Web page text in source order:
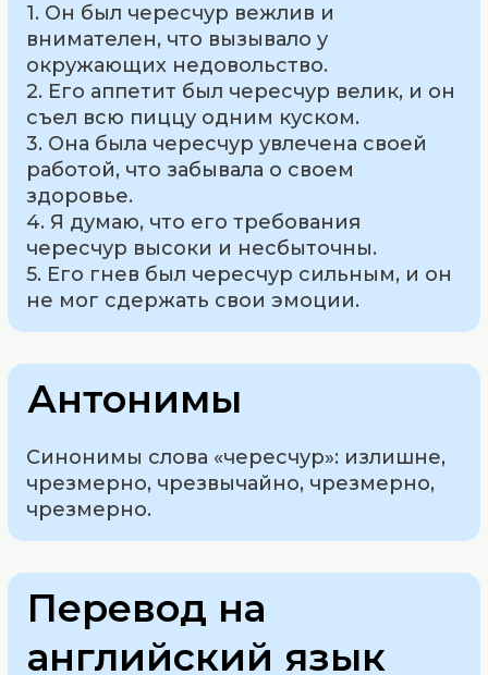
1. Он был чересчур вежлив и
внимателен, что вызывало у
окружающих недовольство.
2. Его аппетит был чересчур велик, и он
съел всю пиццу одним куском.
3. Она была чересчур увлечена своей
работой, что забывала о своем
здоровье.
4. Я думаю, что его требования
чересчур высоки и несбыточны.
5. Его гнев был чересчур сильным, и он
не мог сдержать свои эмоции.
Антонимы
Синонимы слова «чересчур»: излишне,
чрезмерно, чрезвычайно, чрезмерно,
чрезмерно.
Перевод на
английский язык